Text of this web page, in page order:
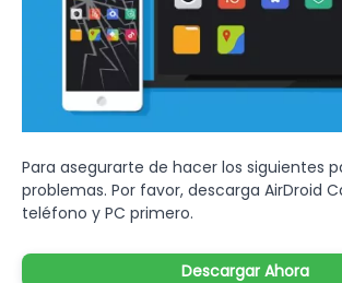
Para asegurarte de hacer los siguientes
problemas. Por favor, descarga AirDroid
teléfono y PC primero.
Descargar Ahora